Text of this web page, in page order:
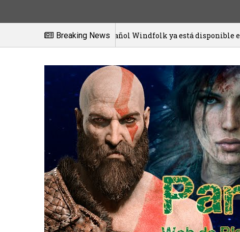
Breaking News
El juego español Windfolk ya está disponible en exclusiva